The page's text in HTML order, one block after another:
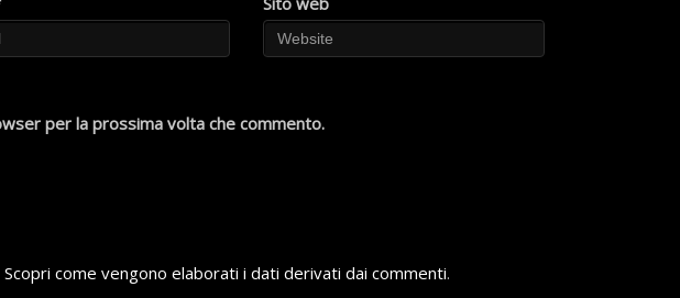
per la prossima volta che commento.
Scopri come vengono elaborati i dati derivati dai commenti.